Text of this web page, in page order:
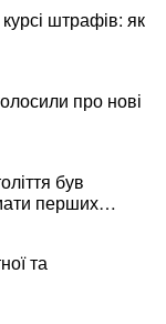
штрафів: як
про нові
був
перших
та